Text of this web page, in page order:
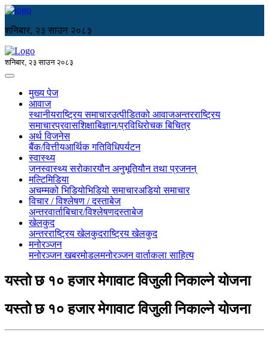
शनिबार, २३ साउन २०८३
शनिबार, २३ साउन २०८३
मुख्य पेज
आवाज
स्थानीयराष्ट्रिय समाचारउत्पीडितको आवाजअन्तरराष्ट्रिय
समाचारप्रवासशिक्षाबिज्ञान/प्रविधिरोचक बिचित्र
अर्थ विजनेस
बैंक/वित्तीयआर्थिक गतिविधिपर्यटन
स्वास्थ्य
जनस्वास्थ्य सरोकारयौन अनुभूतियौन तथा प्रजनन्
मल्टिमिडिया
अचम्मको भिडियोभिडियो समाचारअडियो समाचार
विचार / विश्लेषण / दस्ताबेज
अन्तरवार्ताबिचार/विश्लेषणदस्ताबेज
खेलकुद
अन्तरराष्ट्रिय खेलकुदराष्ट्रिय खेलकुद
मनोरञ्जन
मनोरञ्जन खबरमोडलमनोरञ्जन वार्ताकला साहित्य
यस्तो छ १० हजार मेगावाट विजुली निकाल्ने योजना
यस्तो छ १० हजार मेगावाट विजुली निकाल्ने योजना